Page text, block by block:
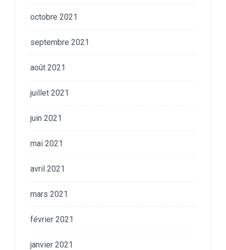
octobre 2021
septembre 2021
août 2021
juillet 2021
juin 2021
mai 2021
avril 2021
mars 2021
février 2021
janvier 2021